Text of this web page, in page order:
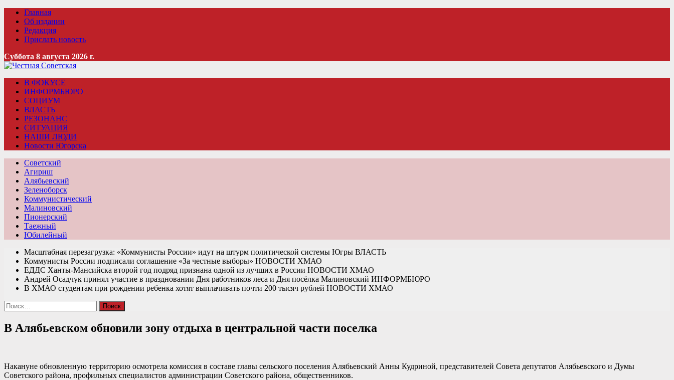
Главная
Об издании
Редакция
Прислать новость
Суббота 8 августа 2026 г.
В ФОКУСЕ
ИНФОРМБЮРО
СОЦИУМ
ВЛАСТЬ
РЕЗОНАНС
СИТУАЦИЯ
НАШИ ЛЮДИ
Новости Югорска
Советский
Агириш
Алябьевский
Зеленоборск
Коммунистический
Малиновский
Пионерский
Таежный
Юбилейный
Масштабная перезагрузка: «Коммунисты России» идут на штурм политической системы Югры ВЛАСТЬ
Коммунисты России подписали соглашение «За честные выборы» НОВОСТИ ХМАО
ЕДДС Ханты-Мансийска второй год подряд признана одной из лучших в России НОВОСТИ ХМАО
Андрей Осадчук принял участие в праздновании Дня работников леса и Дня посёлка Малиновский ИНФОРМБЮРО
В ХМАО студентам при рождении ребенка хотят выплачивать почти 200 тысяч рублей НОВОСТИ ХМАО
Найти:
В Алябьевском обновили зону отдыха в центральной части поселка
Накануне обновленную территорию осмотрела комиссия в составе главы сельского поселения Алябьевский Анны Кудриной, представителей Совета депутатов Алябьевского и Думы
Советского района, профильных специалистов администрации Советского района, общественников.